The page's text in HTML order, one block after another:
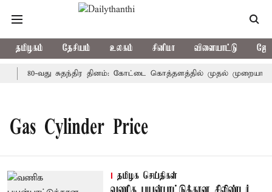
தமிழகம் தேசியம் உலகம் சினிமா விளையாட்டு
80-வது சுதந்திர தினம்: கோட்டை கொத்தளத்தில் முதல் முறையாக
Gas Cylinder Price
தமிழக செய்திகள்